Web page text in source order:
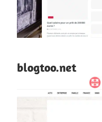
blogtoo.net